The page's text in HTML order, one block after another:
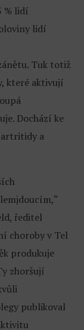
% lidí
lidí
Tuk totiž
které aktivují
Dochází ke
a
ředitel
choroby v Tel
produkuje
zhoršují
publikoval